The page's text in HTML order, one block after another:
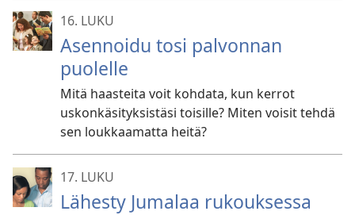
16. LUKU
Asennoidu tosi palvonnan
puolelle
Mitä haasteita voit kohdata, kun kerrot
uskonkäsityksistäsi toisille? Miten voisit tehdä
sen loukkaamatta heitä?
17. LUKU
Lähesty Jumalaa rukouksessa